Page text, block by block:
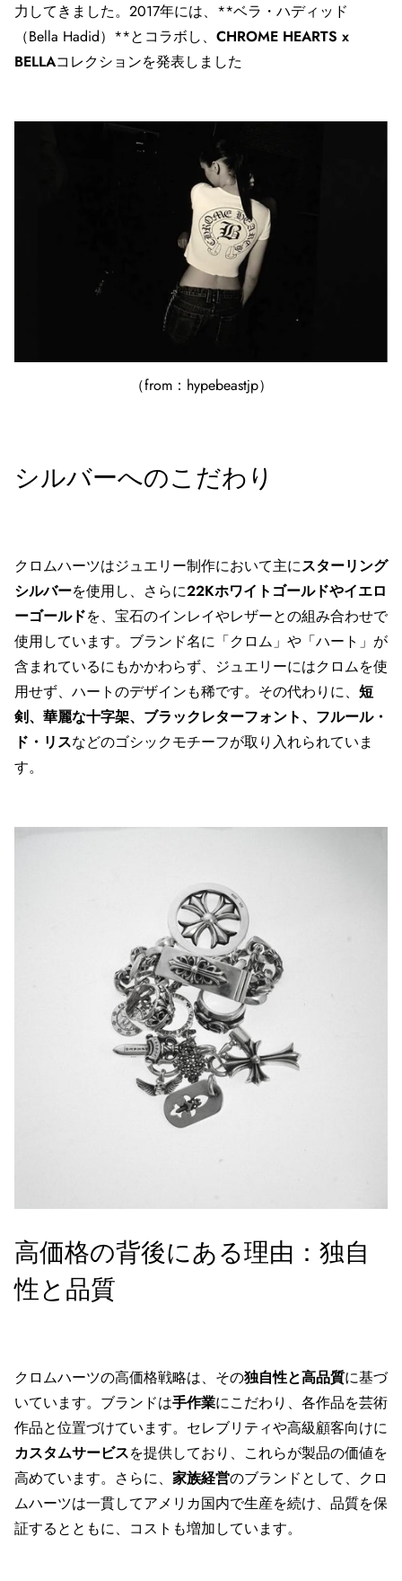
力してきました。2017年には、**ベラ・ハディッド
（Bella Hadid）**とコラボし、 CHROME HEARTS x
BELLAコレクションを発表しました
（from： hypebeastjp）
シルバーへのこだわり
クロムハーツはジュエリー制作において主にスターリング
シルバーを使用し、さらに22Kホワイトゴールドやイエロ
ーゴールドを、宝石のインレイやレザーとの組み合わせで
使用しています。ブランド名に「クロム」や「ハート」が
含まれているにもかかわらず、ジュエリーにはクロムを使
用せず、ハートのデザインも稀です。その代わりに、 短
剣、華麗な十字架、ブラックレターフォント、フルール・
ド・リスなどのゴシックモチーフが取り入れられていま
す。
高価格の背後にある理由：独自
性と品質
クロムハーツの高価格戦略は、その独自性と高品質に基づ
いています。ブランドは手作業にこだわり、各作品を芸術
作品と位置づけています。セレブリティや高級顧客向けに
カスタムサービスを提供しており、これらが製品の価値を
高めています。さらに、 家族経営のブランドとして、クロ
ムハーツは一貫してアメリカ国内で生産を続け、品質を保
証するとともに、コストも増加しています。